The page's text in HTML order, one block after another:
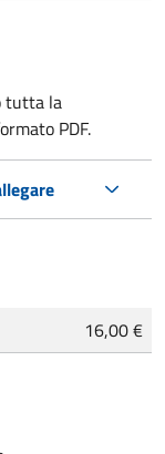
tutta la
PDF.
16,00 €